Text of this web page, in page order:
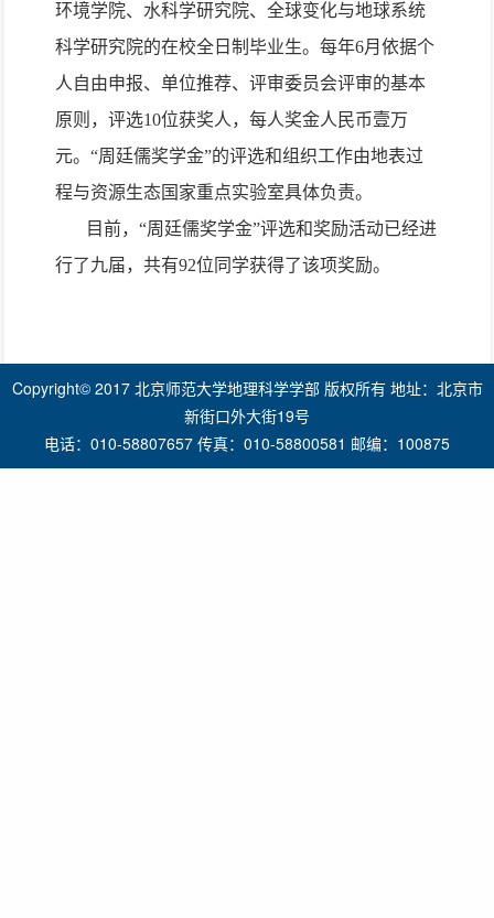
环境学院、水科学研究院、全球变化与地球系统
科学研究院的在校全日制毕业生。每年6月依据个
人自由申报、单位推荐、评审委员会评审的基本
原则，评选10位获奖人，每人奖金人民币壹万
元。“周廷儒奖学金”的评选和组织工作由地表过
程与资源生态国家重点实验室具体负责。
目前，“周廷儒奖学金”评选和奖励活动已经进
行了九届，共有92位同学获得了该项奖励。
Copyright© 2017 北京师范大学地理科学学部 版权所有 地址：北京市
新街口外大街19号
电话：010-58807657 传真：010-58800581 邮编：100875